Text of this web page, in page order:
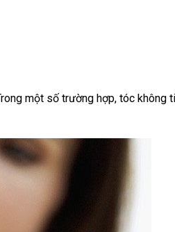
một số trường hợp, tóc không